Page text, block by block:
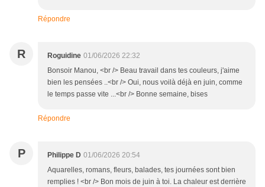
Répondre
R Roguidine 01/06/2026 22:32
Bonsoir Manou, <br /> Beau travail dans tes couleurs, j'aime
bien les pensées ..<br /> Oui, nous voilà déjà en juin, comme
le temps passe vite ...<br /> Bonne semaine, bises
Répondre
P Philippe D 01/06/2026 20:54
Aquarelles, romans, fleurs, balades, tes journées sont bien
remplies ! <br /> Bon mois de juin à toi. La chaleur est derrière